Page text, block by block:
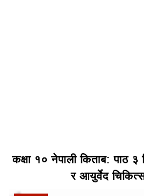
कक्षा १० नेपाली किताब: पाठ ३
र आयुर्वेद